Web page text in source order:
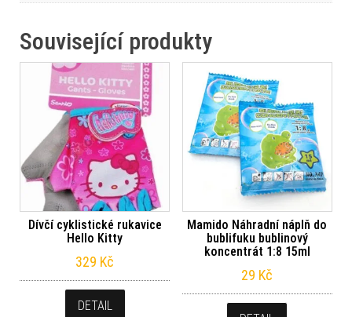
Související produkty
Dívčí cyklistické rukavice
Hello Kitty
329 Kč
DETAIL
Mamido Náhradní náplň do
bublifuku bublinový
koncentrát 1:8 15ml
29 Kč